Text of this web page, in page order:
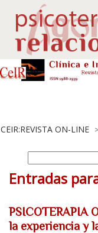
CEIR:REVISTA ON-LINE
Entradas
PSICOTERAPIA
la experiencia y